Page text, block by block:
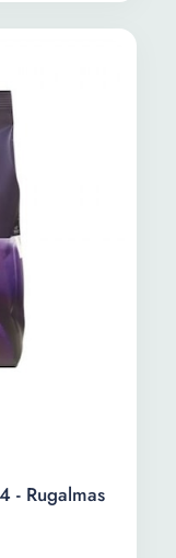
- Rugalmas